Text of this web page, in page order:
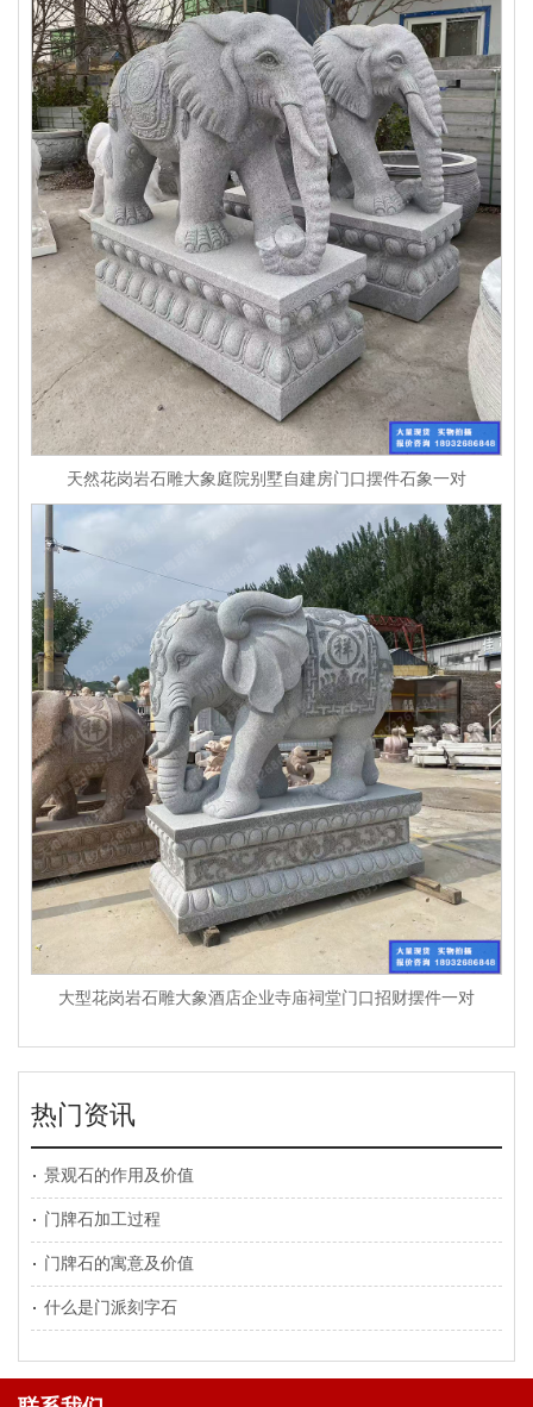
天然花岗岩石雕大象庭院别墅自建房门口摆件石象一对
大型花岗岩石雕大象酒店企业寺庙祠堂门口招财摆件一对
热门资讯
景观石的作用及价值
门牌石加工过程
门牌石的寓意及价值
什么是门派刻字石